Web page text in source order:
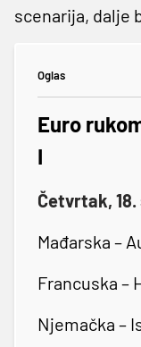
scenarija, dalje
Oglas
Euro
I
Četvrtak,
Mađarska –
Francuska –
Njemačka –